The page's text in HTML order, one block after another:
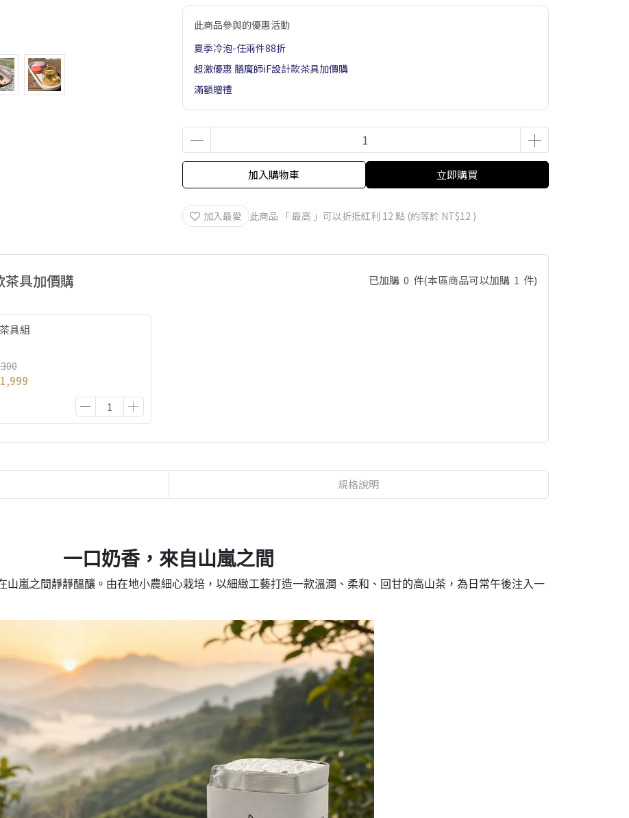
此商品參與的優惠活動
夏季冷泡-任兩件88折
超激優惠 膳魔師iF設計款茶具加價購
滿額贈禮
加入購物車 立即購買
加入最愛 此商品 「 最高 」可以折抵紅利 12 點 (約等於 NT$12 )
茶具加價購 已加購 0 件(本區商品可以加購 1 件)
具組
規格說明
一口奶香，來自山嵐之間
山嵐之間靜靜醞釀。由在地小農細心栽培，以細緻工藝打造一款溫潤、柔和、回甘的高山茶，為日常午後注入一